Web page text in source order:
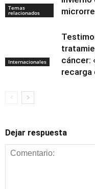
Temas
relacionados
Internacionales
cáncer:
recarga
Dejar respuesta